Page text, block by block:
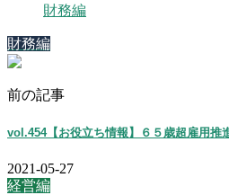
財務編
財務編
前の記事
vol.454【お役立ち情報】６５歳超雇用推
2021-05-27
経営編